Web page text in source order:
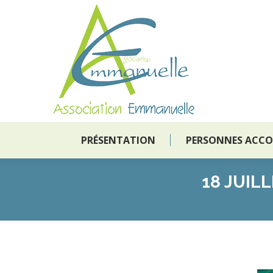
PRÉSENTATION PERSONNES
18
PRÉSENTATION